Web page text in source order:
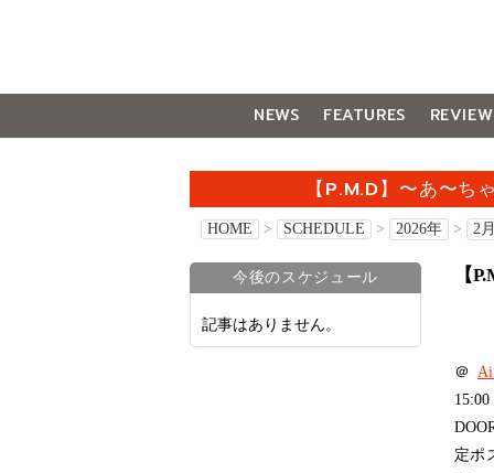
NEWS FEATURES
REVIEW
【P.M.D】〜あ〜
HOME > SCHEDULE > 2026年 > 2
【
＠
15:00
定ポ
今後のスケジュール
記事はありません。